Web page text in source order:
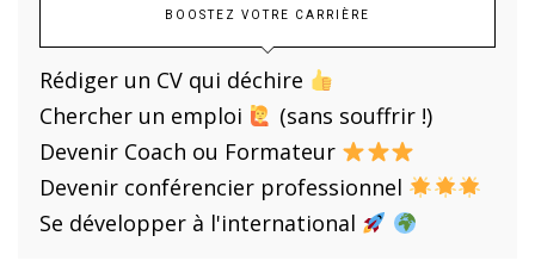
BOOSTEZ VOTRE CARRIÈRE
Rédiger un CV qui déchire
Chercher un emploi
(sans souffrir !)
Devenir Coach ou Formateur
Devenir conférencier professionnel
Se développer à l'international